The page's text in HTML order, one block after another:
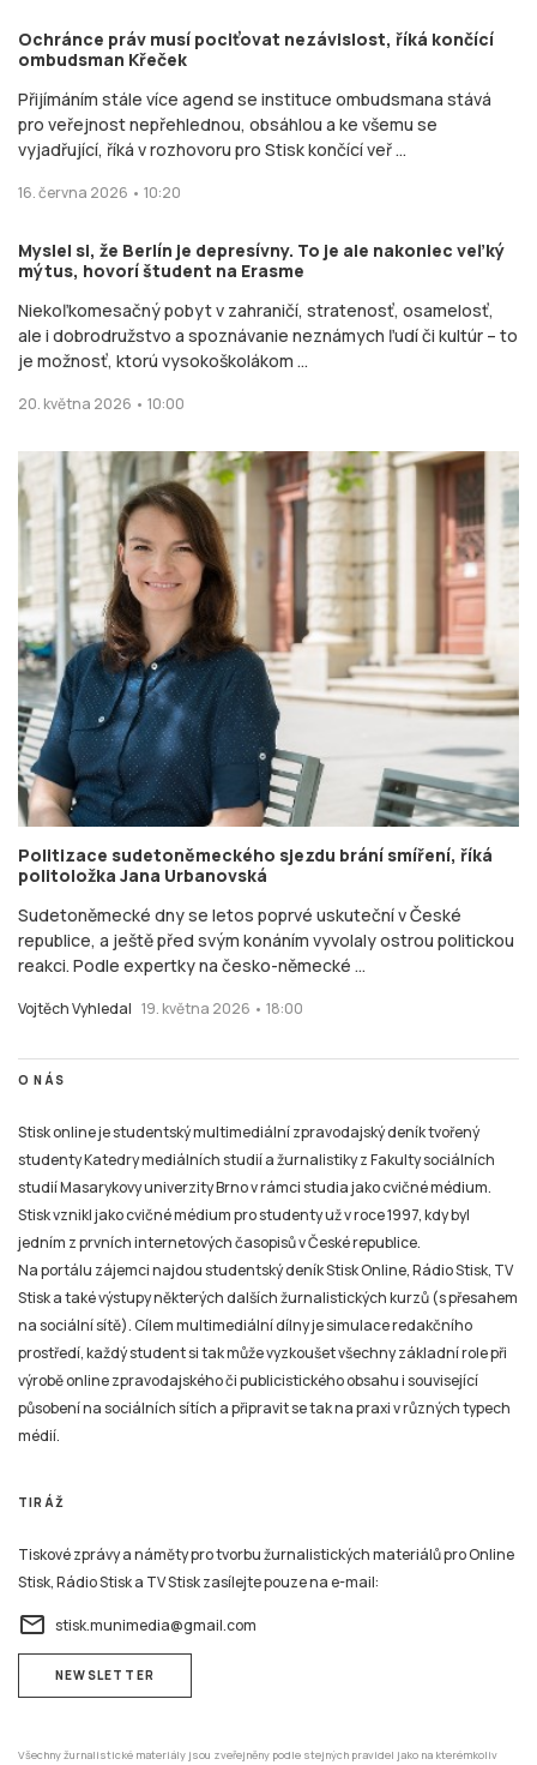
Ochránce práv musí pociťovat nezávislost, říká končící
ombudsman Křeček
Přijímáním stále více agend se instituce ombudsmana stává
pro veřejnost nepřehlednou, obsáhlou a ke všemu se
vyjadřující, říká v rozhovoru pro Stisk končící veř ...
16. června 2026 • 10:20
Myslel si, že Berlín je depresívny. To je ale nakoniec veľký
mýtus, hovorí študent na Erasme
Niekoľkomesačný pobyt v zahraničí, stratenosť, osamelosť,
ale i dobrodružstvo a spoznávanie neznámych ľudí či kultúr – to
je možnosť, ktorú vysokoškolákom ...
20. května 2026 • 10:00
Politizace sudetoněmeckého sjezdu brání smíření, říká
politoložka Jana Urbanovská
Sudetoněmecké dny se letos poprvé uskuteční v České
republice, a ještě před svým konáním vyvolaly ostrou politickou
reakci. Podle expertky na česko-německé ...
Vojtěch Vyhledal 19. května 2026 • 18:00
O NÁS
Stisk online je studentský multimediální zpravodajský deník tvořený
studenty Katedry mediálních studií a žurnalistiky z Fakulty sociálních
studií Masarykovy univerzity Brno v rámci studia jako cvičné médium.
Stisk vznikl jako cvičné médium pro studenty už v roce 1997, kdy byl
jedním z prvních internetových časopisů v České republice.
Na portálu zájemci najdou studentský deník Stisk Online, Rádio Stisk, TV
Stisk a také výstupy některých dalších žurnalistických kurzů (s přesahem
na sociální sítě). Cílem multimediální dílny je simulace redakčního
prostředí, každý student si tak může vyzkoušet všechny základní role při
výrobě online zpravodajského či publicistického obsahu i související
působení na sociálních sítích a připravit se tak na praxi v různých typech
médií.
TIRÁŽ
Tiskové zprávy a náměty pro tvorbu žurnalistických materiálů pro Online
Stisk, Rádio Stisk a TV Stisk zasílejte pouze na e-mail:
email stisk.munimedia@gmail.com
NEWSLETTER
Všechny žurnalistické materiály jsou zveřejněny podle stejných pravidel jako na kterémkoliv